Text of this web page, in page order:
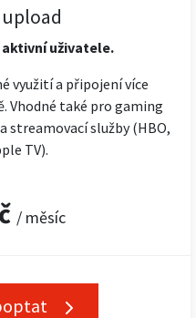
upload
aktivní uživatele.
využití a připojení více
Vhodné také pro gaming
streamovací služby (HBO,
TV).
/ měsíc